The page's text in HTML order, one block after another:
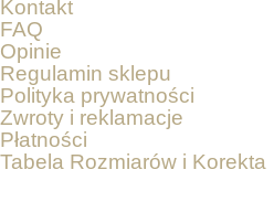
Kontakt
FAQ
Opinie
Regulamin sklepu
Polityka prywatności
Zwroty i reklamacje
Płatności
Tabela Rozmiarów i Korekta